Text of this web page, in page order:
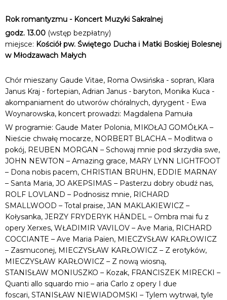
Rok romantyzmu - Koncert Muzyki Sakralnej
godz. 13.00 (wstęp bezpłatny)
miejsce: Kościół pw. Świętego Ducha i Matki Boskiej Bolesnej
w Młodzawach Małych
Chór mieszany Gaude Vitae, Roma Owsińska - sopran, Klara
Janus Kraj - fortepian, Adrian Janus - baryton, Monika Kuca -
akompaniament do utworów chóralnych, dyrygent - Ewa
Woynarowska, koncert prowadzi: Magdalena Pamuła
W programie: Gaude Mater Polonia, MIKOŁAJ GOMÓŁKA –
Nieście chwałę mocarze, NORBERT BLACHA – Modlitwa o
pokój, REUBEN MORGAN – Schowaj mnie pod skrzydła swe,
JOHN NEWTON – Amazing grace, MARY LYNN LIGHTFOOT
– Dona nobis pacem, CHRISTIAN BRUHN, EDDIE MARNAY
– Santa Maria, JO AKEPSIMAS – Pasterzu dobry obudź nas,
ROLF LOVLAND – Podnosisz mnie, RICHARD
SMALLWOOD – Total praise, JAN MAKLAKIEWICZ –
Kołysanka, JERZY FRYDERYK HÄNDEL – Ombra mai fu z
opery Xerxes, WŁADIMIR VAVILOV – Ave Maria, RICHARD
COCCIANTE – Ave Maria Païen, MIECZYSŁAW KARŁOWICZ
– Zasmuconej, MIECZYSŁAW KARŁOWICZ – Z erotyków,
MIECZYSŁAW KARŁOWICZ – Z nową wiosną,
STANISŁAW MONIUSZKO – Kozak, FRANCISZEK MIRECKI –
Quanti allo squardo mio – aria Carlo z opery I due
foscari, STANISŁAW NIEWIADOMSKI – Tylem wytrwał, tyle